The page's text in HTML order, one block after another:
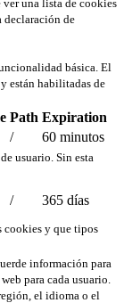
ver una lista de cookies
declaración de
básica. El
están habilitadas de
Path Expiration
/ 60 minutos
usuario. Sin esta
/ 365 días
cookies y que tipos
información para
para cada usuario.
el idioma o el